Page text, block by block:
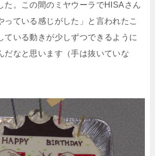
た。この間のミヤウーラでHISAさん
っている感じがした」と言われたこ
ている動きが少しずつできるように
だなと思います（手は抜いていな